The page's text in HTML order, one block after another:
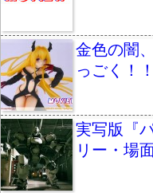
金色の闇
っごく！
実写版『
リー・場